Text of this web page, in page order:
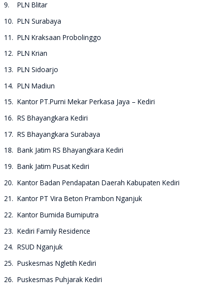
9. PLN Blitar
10. PLN Surabaya
11. PLN Kraksaan Probolinggo
12. PLN Krian
13. PLN Sidoarjo
14. PLN Madiun
15. Kantor PT.Purni Mekar Perkasa Jaya – Kediri
16. RS Bhayangkara Kediri
17. RS Bhayangkara Surabaya
18. Bank Jatim RS Bhayangkara Kediri
19. Bank Jatim Pusat Kediri
20. Kantor Badan Pendapatan Daerah Kabupaten Kediri
21. Kantor PT Vira Beton Prambon Nganjuk
22. Kantor Bumida Bumiputra
23. Kediri Family Residence
24. RSUD Nganjuk
25. Puskesmas Ngletih Kediri
26. Puskesmas Puhjarak Kediri